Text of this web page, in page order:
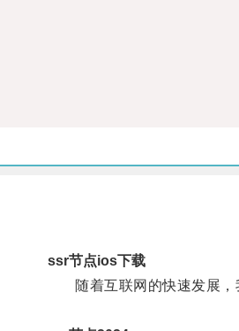
ssr节点ios下载
随着互联网的快速发展，